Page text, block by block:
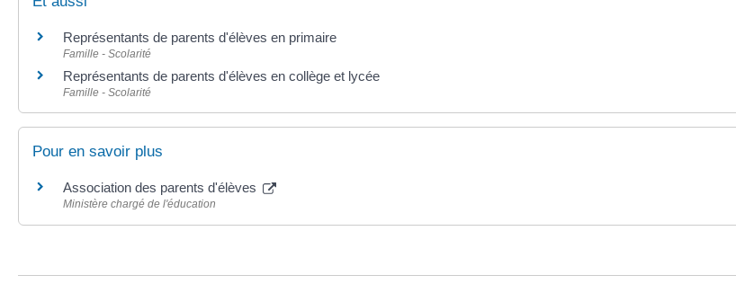
Représentants de parents d'élèves en primaire
Famille - Scolarité
Représentants de parents d'élèves en collège et lycée
Famille - Scolarité
Pour en savoir plus
Association des parents d'élèves
Ministère chargé de l'éducation